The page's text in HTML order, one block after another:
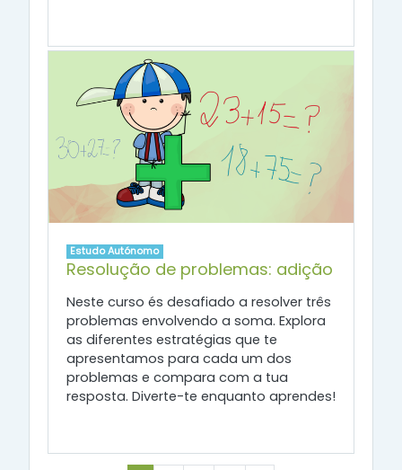
Estudo Autónomo
Resolução de problemas: adição
Neste curso és desafiado a resolver três
problemas envolvendo a soma. Explora
as diferentes estratégias que te
apresentamos para cada um dos
problemas e compara com a tua
resposta. Diverte-te enquanto aprendes!